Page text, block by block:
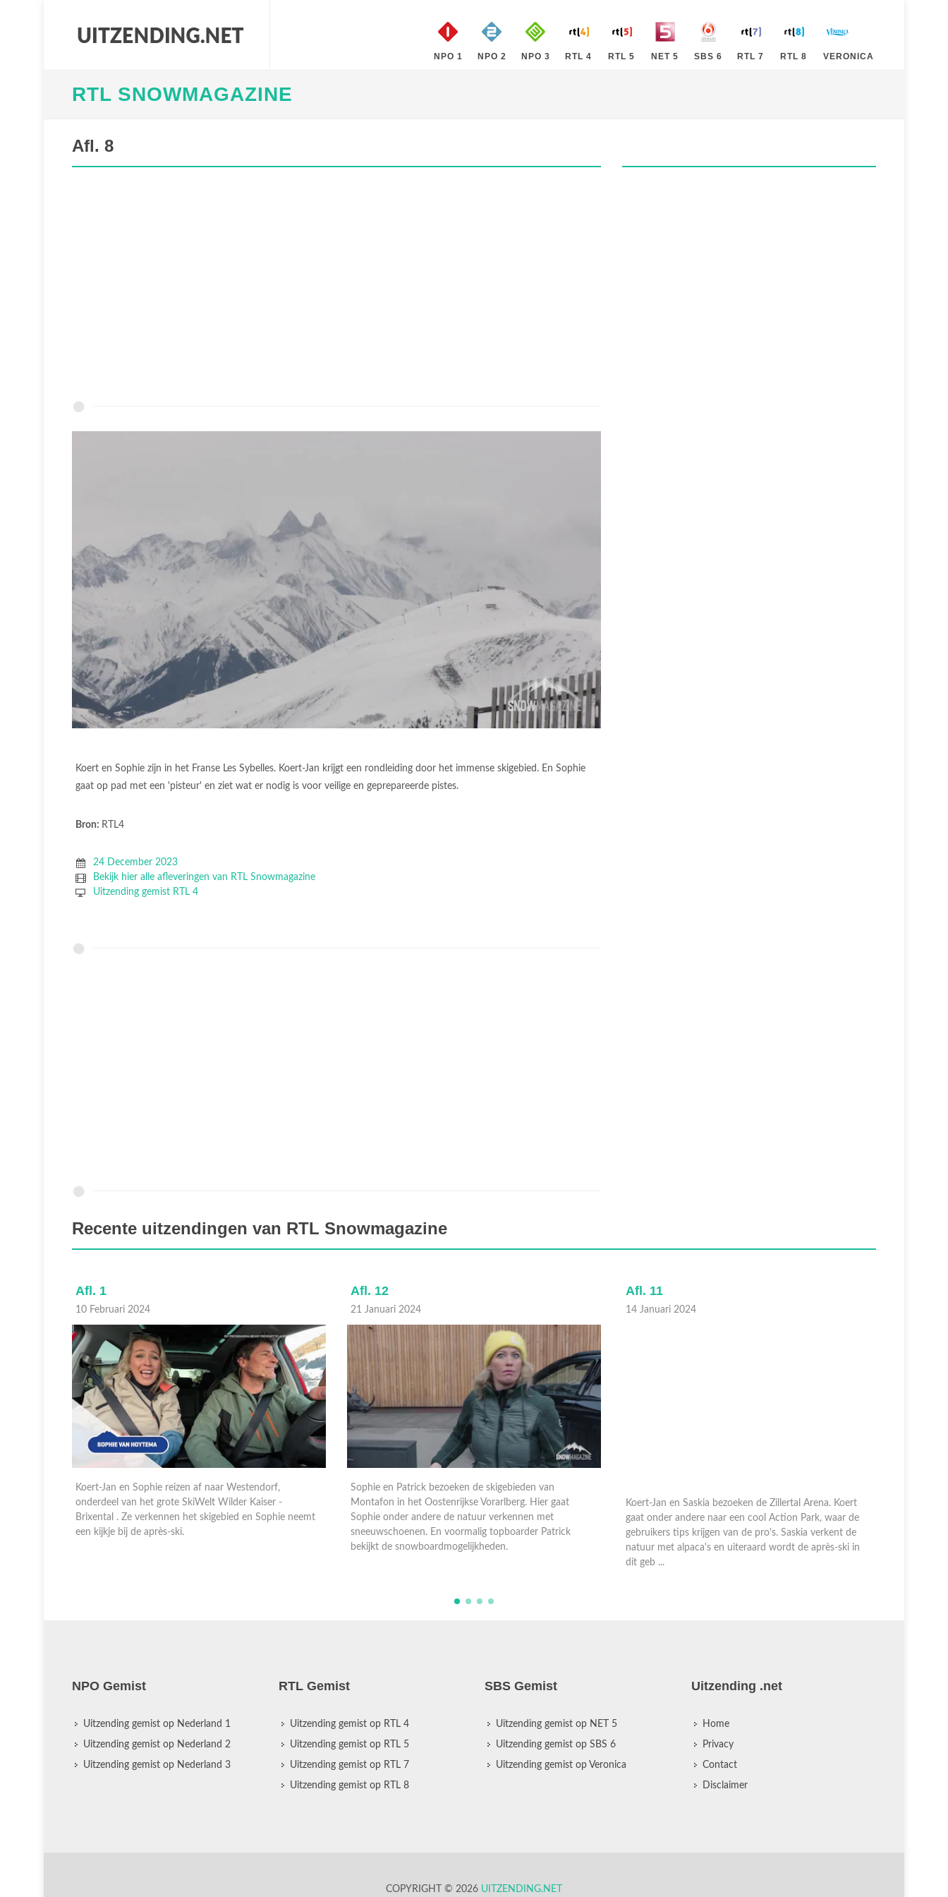
NPO 1 NPO 2 NPO 3 RTL 4 RTL 5 NET 5 SBS 6 RTL 7 RTL 8 VERONICA
RTL SNOWMAGAZINE
Afl. 8
Koert en Sophie zijn in het Franse Les Sybelles. Koert-Jan krijgt een rondleiding door het immense skigebied. En Sophie
gaat op pad met een 'pisteur' en ziet wat er nodig is voor veilige en geprepareerde pistes.
Bron: RTL4
24 December 2023
Bekijk hier alle afleveringen van RTL Snowmagazine
Uitzending gemist RTL 4
Recente uitzendingen van RTL Snowmagazine
Afl. 1
10 Februari 2024
Koert-Jan en Sophie reizen af naar Westendorf,
onderdeel van het grote SkiWelt Wilder Kaiser -
Brixental . Ze verkennen het skigebied en Sophie neemt
een kijkje bij de après-ski.
Afl. 12
21 Januari 2024
Sophie en Patrick bezoeken de skigebieden van
Montafon in het Oostenrijkse Vorarlberg. Hier gaat
Sophie onder andere de natuur verkennen met
sneeuwschoenen. En voormalig topboarder Patrick
bekijkt de snowboardmogelijkheden.
Afl. 11
14 Januari 2024
gaat onder andere naar een cool Action Park, waar de
gebruikers tips krijgen van de pro's. Saskia verkent de
natuur met alpaca's en uiteraard wordt de après-ski in
dit geb ...
NPO Gemist
Uitzending gemist op Nederland 1
Uitzending gemist op Nederland 2
Uitzending gemist op Nederland 3
RTL Gemist
Uitzending gemist op RTL 4
Uitzending gemist op RTL 5
Uitzending gemist op RTL 7
Uitzending gemist op RTL 8
SBS Gemist
Uitzending gemist op NET 5
Uitzending gemist op SBS 6
Uitzending gemist op Veronica
Uitzending .net
Home
Privacy
Contact
Disclaimer
COPYRIGHT © 2026 UITZENDING.NET